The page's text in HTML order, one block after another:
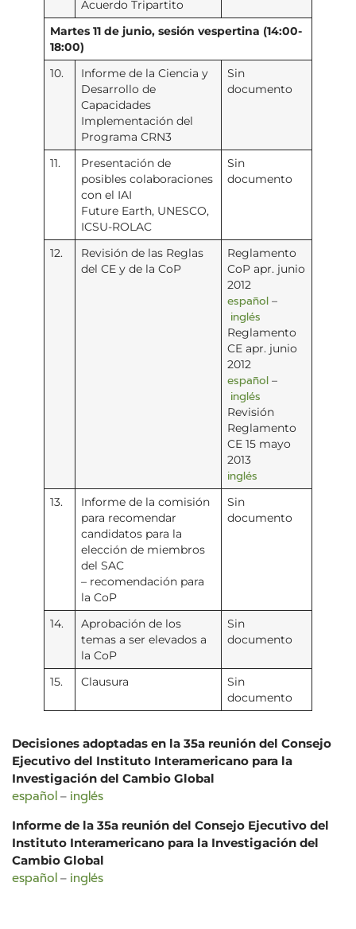
Acuerdo Tripartito
Martes 11 de junio, sesión vespertina (14:00-
18:00)
10.
Informe de la Ciencia y
Desarrollo de
Capacidades
Implementación del
Programa CRN3
Sin
documento
11.
Presentación de
posibles colaboraciones
con el IAI
Future Earth, UNESCO,
ICSU-ROLAC
Sin
documento
12.
Revisión de las Reglas
del CE y de la CoP
Reglamento
CoP apr. junio
2012
español–
inglés
Reglamento
CE apr. junio
2012
español–
inglés
Revisión
Reglamento
CE 15 mayo
2013
inglés
13.
Informe de la comisión
para recomendar
candidatos para la
elección de miembros
del SAC
– recomendación para
la CoP
Sin
documento
14.
Aprobación de los
temas a ser elevados a
la CoP
Sin
documento
15. Clausura
Sin
documento
Decisiones adoptadas en la 35a reunión del Consejo
Ejecutivo del Instituto Interamericano para la
Investigación del Cambio Global
español – inglés
Informe de la 35a reunión del Consejo Ejecutivo del
Instituto Interamericano para la Investigación del
Cambio Global
español – inglés